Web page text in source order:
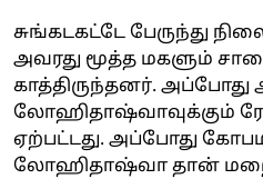
சுங்கடகட்டே பேருந்து
அவரது மூத்த மகளும்
காத்திருந்தனர். அப்போது
லோஹிதாஷ்வாவுக்கும்
ஏற்பட்டது. அப்போது
லோஹிதாஷ்வா தான்